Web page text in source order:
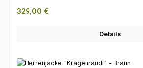
Regulärer Preis:
329,00 €
Details